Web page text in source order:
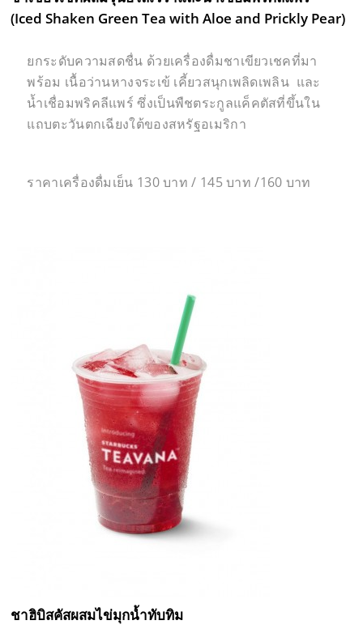
(Iced Shaken Green Tea with Aloe and Prickly Pear)
ยกระดับความสดชื่น ด้วยเครื่องดื่มชาเขียวเชคที่มา
พร้อม เนื้อว่านหางจระเข้ เคี้ยวสนุกเพลิดเพลิน และ
น้ำเชื่อมพริคลีแพร์ ซึ่งเป็นพืชตระกูลแค็คตัสที่ขึ้นใน
แถบตะวันตกเฉียงใต้ของสหรัฐอเมริกา
ราคาเครื่องดื่มเย็น 130 บาท / 145 บาท /160 บาท
ชาฮิบิสคัสผสมไข่มุกน้ำทับทิม